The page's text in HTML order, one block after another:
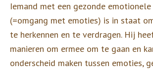
Iemand met een gezonde emotionele
(=omgang met emoties) is in staat
te herkennen en te verdragen. Hij
manieren om ermee om te gaan en
onderscheid maken tussen emoties,